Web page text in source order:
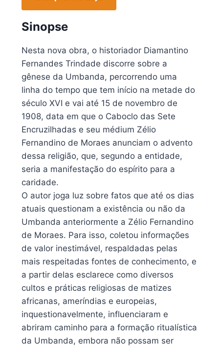
Sinopse
Nesta nova obra, o historiador Diamantino
Fernandes Trindade discorre sobre a
gênese da Umbanda, percorrendo uma
linha do tempo que tem início na metade do
século XVI e vai até 15 de novembro de
1908, data em que o Caboclo das Sete
Encruzilhadas e seu médium Zélio
Fernandino de Moraes anunciam o advento
dessa religião, que, segundo a entidade,
seria a manifestação do espírito para a
caridade.
O autor joga luz sobre fatos que até os dias
atuais questionam a existência ou não da
Umbanda anteriormente a Zélio Fernandino
de Moraes. Para isso, coletou informações
de valor inestimável, respaldadas pelas
mais respeitadas fontes de conhecimento, e
a partir delas esclarece como diversos
cultos e práticas religiosas de matizes
africanas, ameríndias e europeias,
inquestionavelmente, influenciaram e
abriram caminho para a formação ritualística
da Umbanda, embora não possam ser